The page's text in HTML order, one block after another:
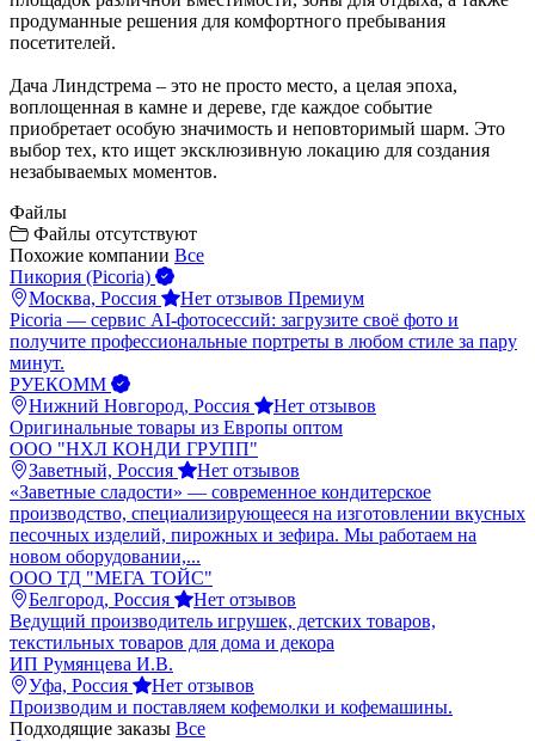
продуманные решения для комфортного пребывания
посетителей.
Дача Линдстрема – это не просто место, а целая эпоха,
воплощенная в камне и дереве, где каждое событие
приобретает особую значимость и неповторимый шарм. Это
выбор тех, кто ищет эксклюзивную локацию для создания
незабываемых моментов.
Файлы
Файлы отсутствуют
Похожие компании Все
Пикория (Picoria)
Москва, Россия
Нет отзывов Премиум
Picoria — сервис AI-фотосессий: загрузите своё фото и
получите профессиональные портреты в любом стиле за пару
минут.
РУЕКОММ
Нижний Новгород, Россия
Нет отзывов
Оригинальные товары из Европы оптом
ООО "НХЛ КОНДИ ГРУПП"
Заветный, Россия
Нет отзывов
«Заветные сладости» — современное кондитерское
производство, специализирующееся на изготовлении вкусных
песочных изделий, пирожных и зефира. Мы работаем на
новом оборудовании,...
ООО ТД "МЕГА ТОЙС"
Белгород, Россия
Нет отзывов
Ведущий производитель игрушек, детских товаров,
текстильных товаров для дома и декора
ИП Румянцева И.В.
Уфа, Россия
Нет отзывов
Производим и поставляем кофемолки и кофемашины.
Подходящие заказы Все